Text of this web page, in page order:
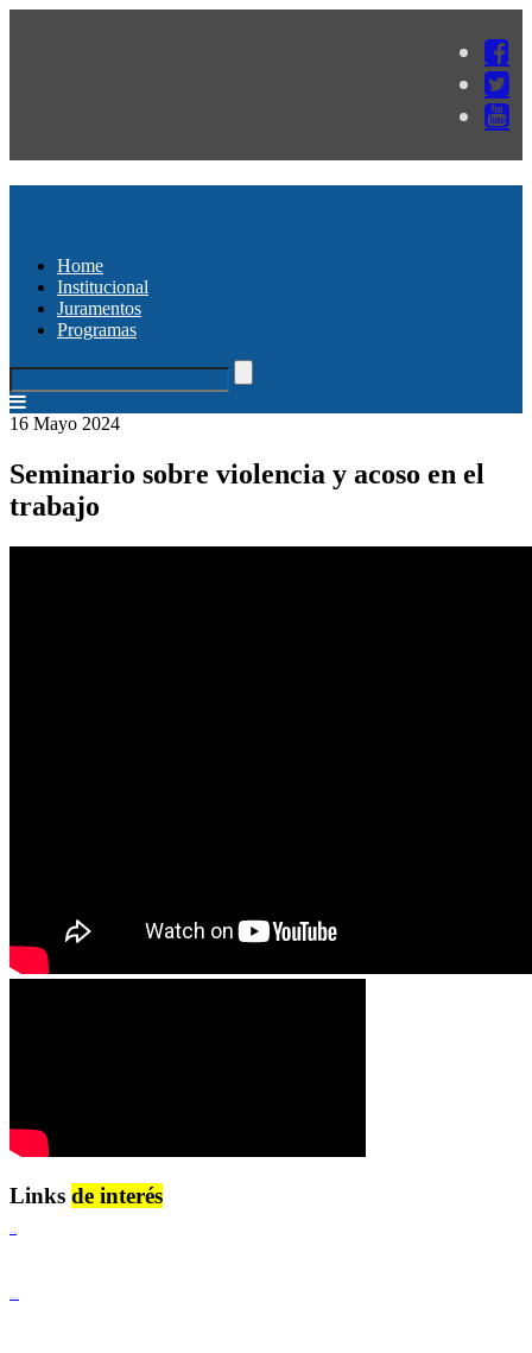
Home
Institucional
Juramentos
Programas
16 Mayo 2024
Seminario sobre violencia y acoso en el
trabajo
Links de interés